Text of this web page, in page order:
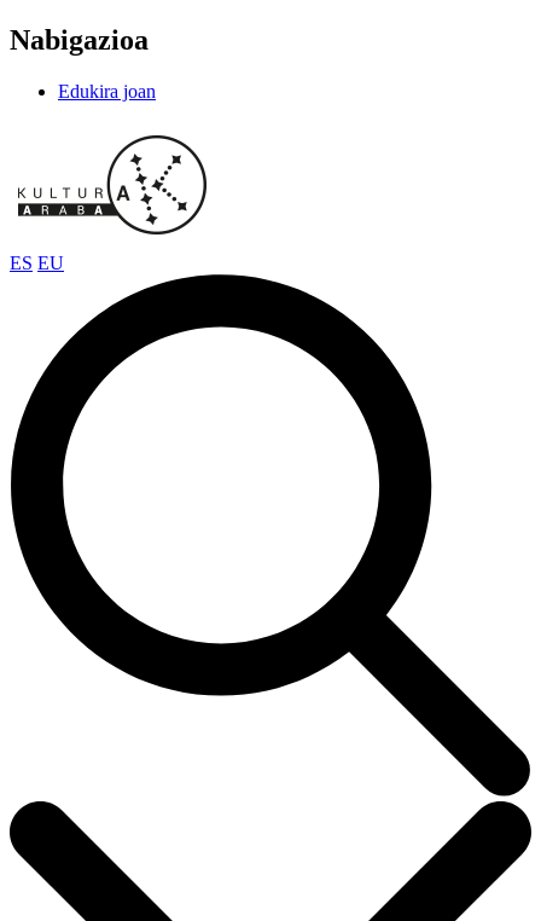
Nabigazioa
Edukira joan
ES EU